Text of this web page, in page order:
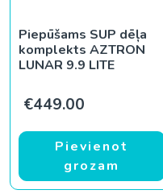
Piepūšams SUP dēļa
komplekts AZTRON
LUNAR 9.9 LITE
€449.00
Pievienot
grozam